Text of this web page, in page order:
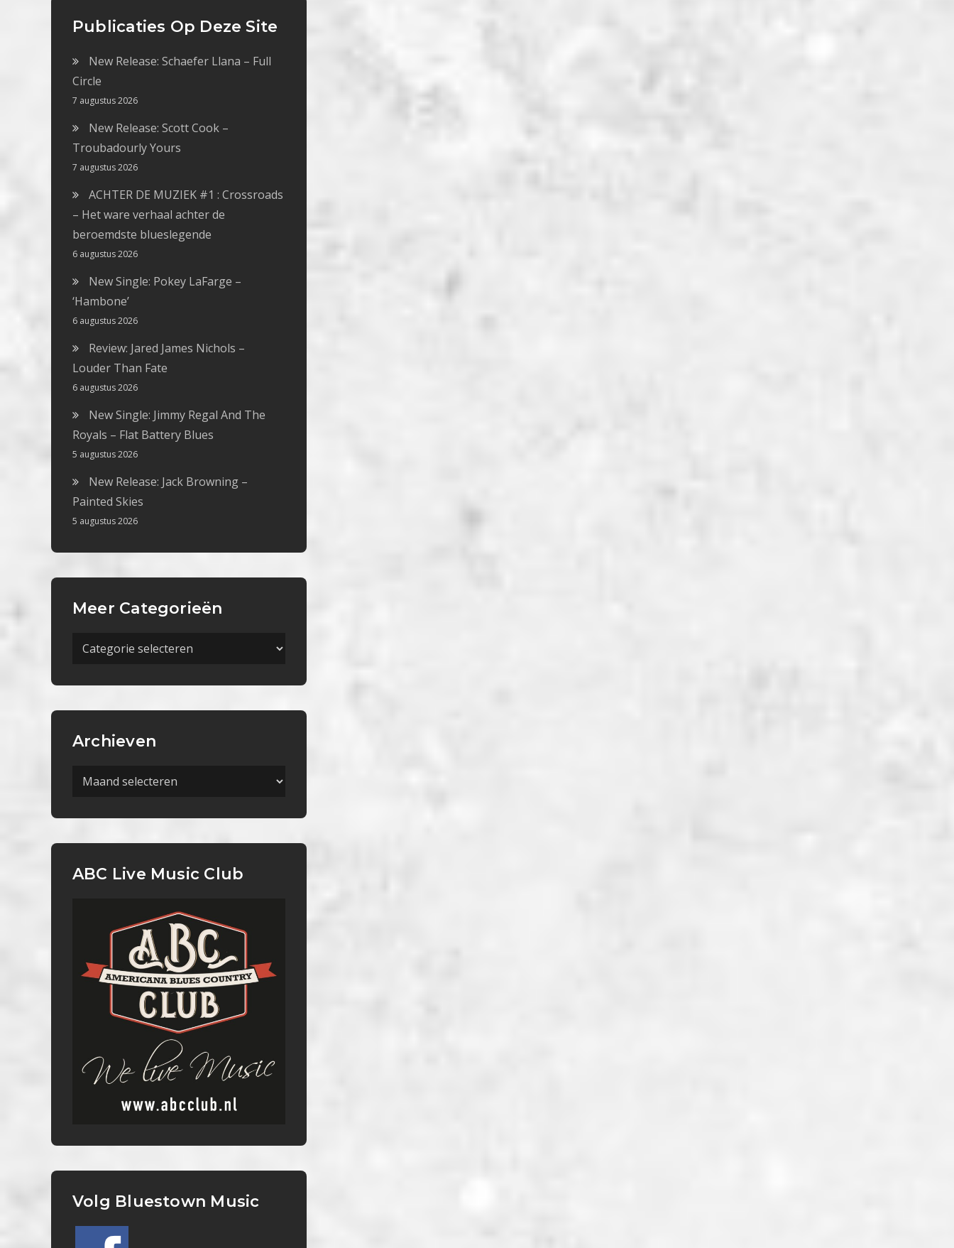
Publicaties Op Deze Site
New Release: Schaefer Llana – Full
Circle
7 augustus 2026
New Release: Scott Cook –
Troubadourly Yours
7 augustus 2026
ACHTER DE MUZIEK #1 : Crossroads
– Het ware verhaal achter de
beroemdste blueslegende
6 augustus 2026
New Single: Pokey LaFarge –
‘Hambone’
6 augustus 2026
Review: Jared James Nichols –
Louder Than Fate
6 augustus 2026
New Single: Jimmy Regal And The
Royals – Flat Battery Blues
5 augustus 2026
New Release: Jack Browning –
Painted Skies
5 augustus 2026
Meer Categorieën
Meer
Archieven
Archieven
ABC Live Music Club
Volg Bluestown Music